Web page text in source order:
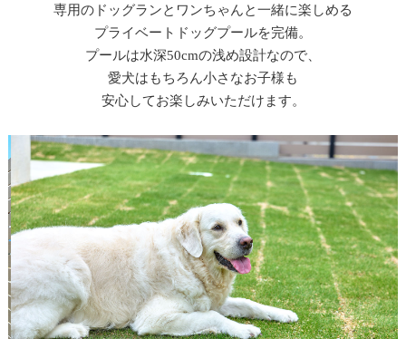
専用のドッグランとワンちゃんと一緒に楽しめる
プライベートドッグプールを完備。
プールは水深50cmの浅め設計なので、
愛犬はもちろん小さなお子様も
安心してお楽しみいただけます。